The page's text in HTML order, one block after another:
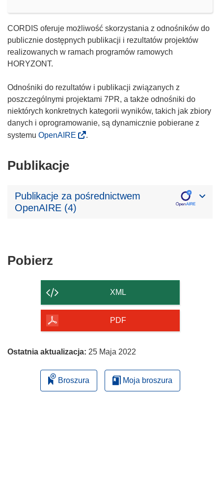
CORDIS oferuje możliwość skorzystania z odnośników do
publicznie dostępnych publikacji i rezultatów projektów
realizowanych w ramach programów ramowych
HORYZONT.
Odnośniki do rezultatów i publikacji związanych z
poszczególnymi projektami 7PR, a także odnośniki do
niektórych konkretnych kategorii wyników, takich jak zbiory
danych i oprogramowanie, są dynamicznie pobierane z
systemu OpenAIRE .
Publikacje
Publikacje za pośrednictwem
OpenAIRE (4)
Pobierz
strony
XML
PDF
Ostatnia aktualizacja: 25 Maja 2022
Broszura Moja broszura